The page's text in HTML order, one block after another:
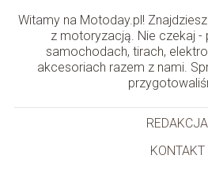
Witamy na Motoday.pl!
z motoryzacją. Nie czekaj -
samochodach, tirach,
akcesoriach razem z nami.
REDAKCJA
KONTAKT